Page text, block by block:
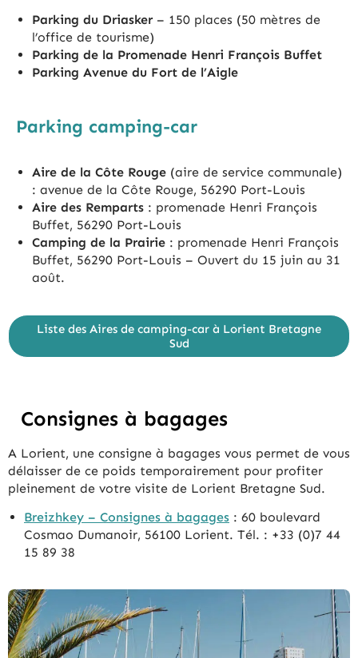
Parking du Driasker – 150 places (50 mètres de
l’office de tourisme)
Parking de la Promenade Henri François Buffet
Parking Avenue du Fort de l’Aigle
Parking camping-car
Aire de la Côte Rouge (aire de service communale)
: avenue de la Côte Rouge, 56290 Port-Louis
Aire des Remparts : promenade Henri François
Buffet, 56290 Port-Louis
Camping de la Prairie : promenade Henri François
Buffet, 56290 Port-Louis – Ouvert du 15 juin au 31
août.
Liste des Aires de camping-car à Lorient Bretagne
Sud
Consignes à bagages
A Lorient, une consigne à bagages vous permet de vous
délaisser de ce poids temporairement pour profiter
pleinement de votre visite de Lorient Bretagne Sud.
Breizhkey – Consignes à bagages : 60 boulevard
Cosmao Dumanoir, 56100 Lorient. Tél. : +33 (0)7 44
15 89 38